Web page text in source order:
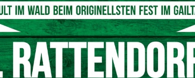
Programmpunkten und Touren am IPA-
Begrüßung mit einemGlas Prosecco
Waldner und Ewald Grollitsch.
Das